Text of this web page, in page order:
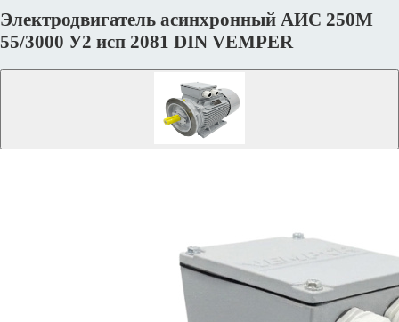
Электродвигатель асинхронный АИС 250М
55/3000 У2 исп 2081 DIN VEMPER